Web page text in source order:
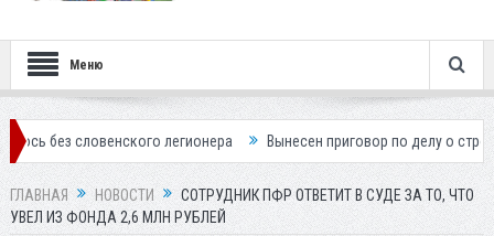
Меню
легионера Вынесен приговор по делу о строительстве
ГЛАВНАЯ НОВОСТИ
СОТРУДНИК ПФР ОТВЕТИТ В СУДЕ ЗА ТО, ЧТО
УВЕЛ ИЗ ФОНДА 2,6 МЛН РУБЛЕЙ